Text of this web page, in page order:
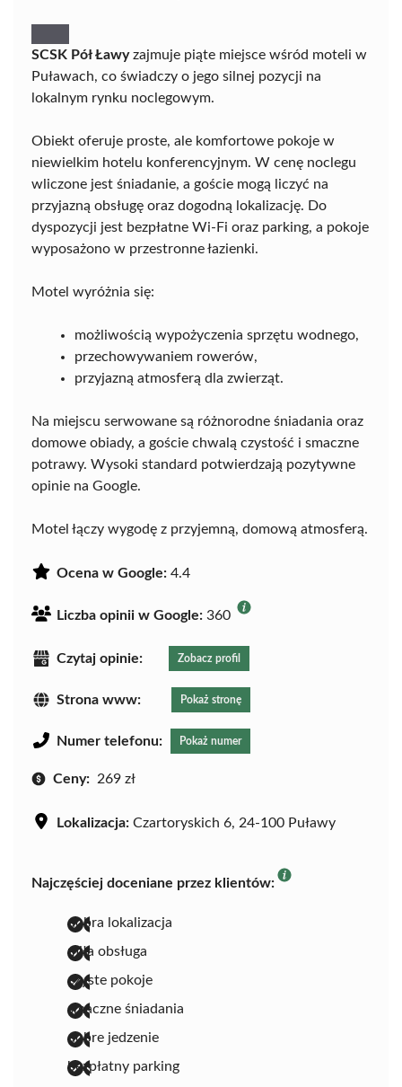
SCSK Pół Ławyzajmuje piąte miejsce wśród moteli w
Puławach, co świadczy o jego silnej pozycji na
lokalnym rynku noclegowym.
Obiekt oferuje proste, ale komfortowe pokoje w
niewielkim hotelu konferencyjnym. W cenę noclegu
wliczone jest śniadanie, a goście mogą liczyć na
przyjazną obsługę oraz dogodną lokalizację. Do
dyspozycji jest bezpłatne Wi-Fi oraz parking, a pokoje
wyposażono w przestronne łazienki.
Motel wyróżnia się:
możliwością wypożyczenia sprzętu wodnego,
przechowywaniem rowerów,
przyjazną atmosferą dla zwierząt.
Na miejscu serwowane są różnorodne śniadania oraz
domowe obiady, a goście chwalą czystość i smaczne
potrawy. Wysoki standard potwierdzają pozytywne
opinie na Google.
Motel łączy wygodę z przyjemną, domową atmosferą.
Ocena w Google: 4.4
Liczba opinii w Google: 360
Czytaj opinie: Zobacz profil
Strona www: Pokaż stronę
Numer telefonu: Pokaż numer
Ceny: 269 zł
Lokalizacja: Czartoryskich 6, 24-100 Puławy
Najczęściej doceniane przez klientów:
dobra lokalizacja
miła obsługa
czyste pokoje
smaczne śniadania
dobre jedzenie
bezpłatny parking